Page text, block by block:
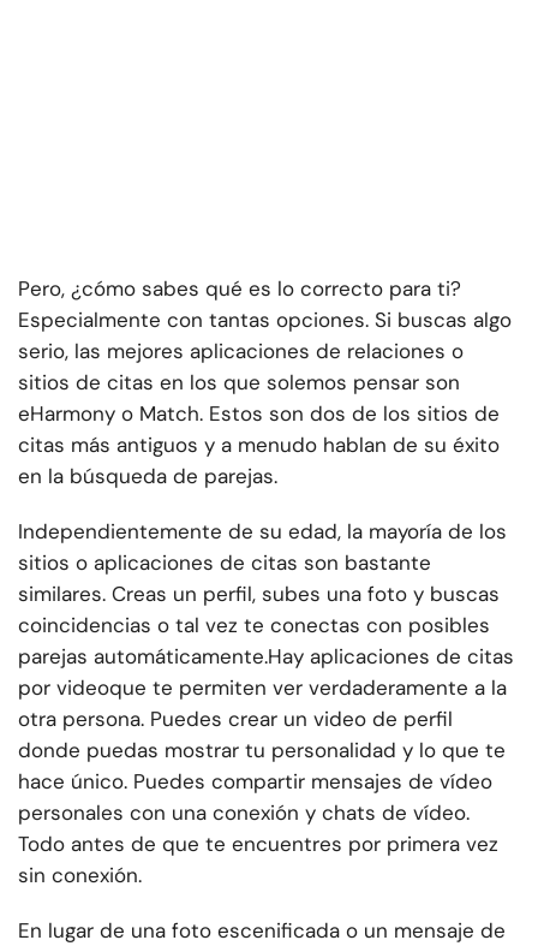
Pero, ¿cómo sabes qué es lo correcto para ti?
Especialmente con tantas opciones. Si buscas algo
serio, las mejores aplicaciones de relaciones o
sitios de citas en los que solemos pensar son
eHarmony o Match. Estos son dos de los sitios de
citas más antiguos y a menudo hablan de su éxito
en la búsqueda de parejas.
Independientemente de su edad, la mayoría de los
sitios o aplicaciones de citas son bastante
similares. Creas un perfil, subes una foto y buscas
coincidencias o tal vez te conectas con posibles
parejas automáticamente.Hay aplicaciones de citas
por videoque te permiten ver verdaderamente a la
otra persona. Puedes crear un video de perfil
donde puedas mostrar tu personalidad y lo que te
hace único. Puedes compartir mensajes de vídeo
personales con una conexión y chats de vídeo.
Todo antes de que te encuentres por primera vez
sin conexión.
En lugar de una foto escenificada o un mensaje de